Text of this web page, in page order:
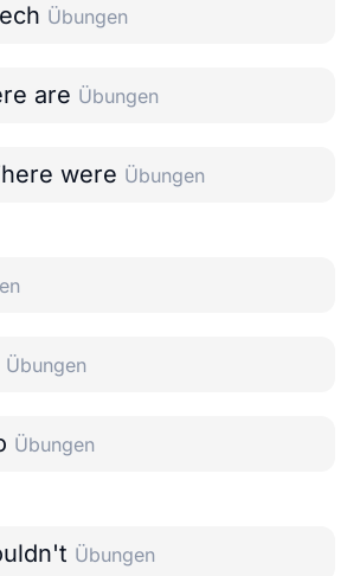
Übungen
are Übungen
were Übungen
Übungen
Übungen
Übungen